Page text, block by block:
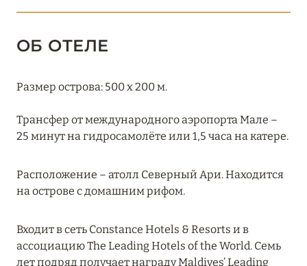
Veligandu Maldives Resort Island
W Maldives
СЕВЕРНЫЙ МАЛЕ
ТАА 1
ШАВИЙАНИ
ЮЖНЫЙ АРИ
ОБ ОТЕЛЕ
Размер острова: 500 х 200 м.
Трансфер от международного аэропорта Мале –
25 минут на гидросамолёте или 1,5 часа на катере.
Расположение – атолл Северный Ари. Находится
на острове с домашним рифом.
Входит в сеть Constance Hotels & Resorts и в
ассоциацию The Leading Hotels of the World. Семь
лет подряд получает награду Maldives’ Leading